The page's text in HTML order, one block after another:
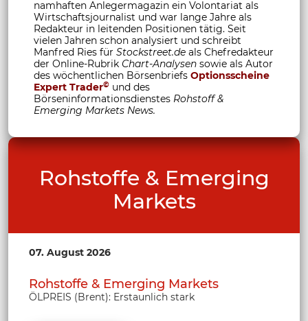
namhaften Anlegermagazin ein Volontariat als
Wirtschaftsjournalist und war lange Jahre als
Redakteur in leitenden Positionen tätig. Seit
vielen Jahren schon analysiert und schreibt
Manfred Ries für Stockstreet.de als Chefredakteur
der Online-Rubrik Chart-Analysen sowie als Autor
des wöchentlichen Börsenbriefs Optionsscheine
Expert Trader© und des
Börseninformationsdienstes Rohstoff &
Emerging Markets News.
Rohstoffe & Emerging
Markets
07. August 2026
Rohstoffe & Emerging Markets
ÖLPREIS (Brent): Erstaunlich stark